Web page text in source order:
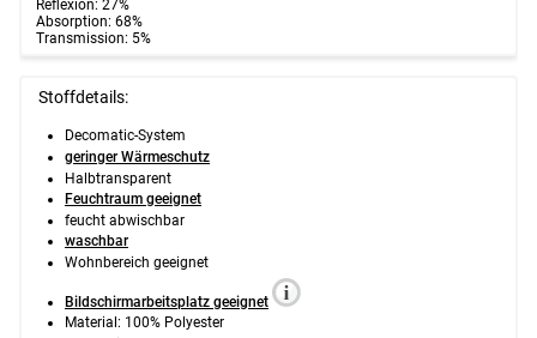
Reflexion: 27%
Absorption: 68%
Transmission: 5%
Stoffdetails:
Decomatic-System
geringer Wärmeschutz
Halbtransparent
Feuchtraum geeignet
feucht abwischbar
waschbar
Wohnbereich geeignet
Bildschirmarbeitsplatz geeignet
Material: 100% Polyester